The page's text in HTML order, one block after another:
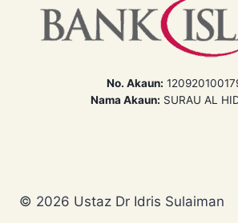
No. Akaun:
Nama Akaun: SURAU AL
© 2026 Ustaz Dr Idris Sulaiman